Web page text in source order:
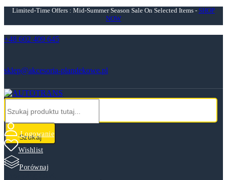
Limited-Time Offers : Mid-Summer Season Sale On Selected Items - SHOP
NOW
+48 602 409 645
sklep@akcesoria-plandekowe.pl
Szukaj
Logowanie
Wishlist
Porównaj